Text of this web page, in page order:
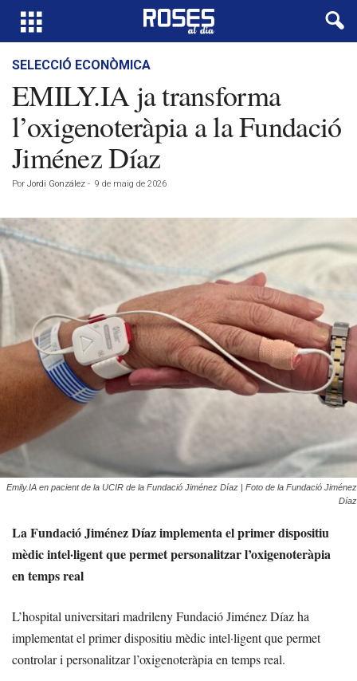
SELECCIÓ ECONÒMICA
EMILY.IA ja transforma
l’oxigenoteràpia a la Fundació
Jiménez Díaz
Por Jordi González - 9 de maig de 2026
Emily.IA en pacient de la UCIR de la Fundació Jiménez Díaz | Foto de la Fundació Jiménez
Díaz
La Fundació Jiménez Díaz implementa el primer dispositiu
mèdic intel·ligent que permet personalitzar l’oxigenoteràpia
en temps real
L’hospital universitari madrileny Fundació Jiménez Díaz ha
implementat el primer dispositiu mèdic intel·ligent que permet
controlar i personalitzar l’oxigenoteràpia en temps real.